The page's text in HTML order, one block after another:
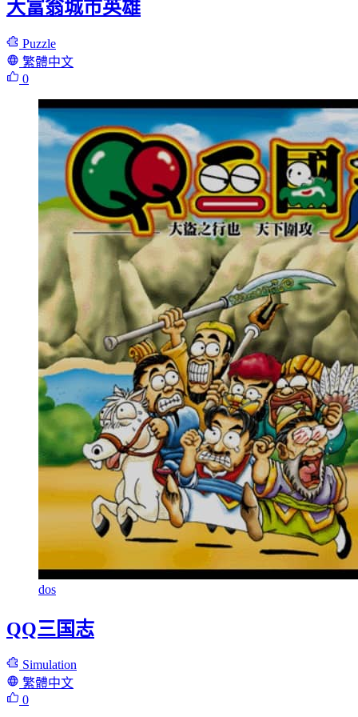
大富翁城市英雄
Puzzle
繁體中文
0
dos
QQ三国志
Simulation
繁體中文
0